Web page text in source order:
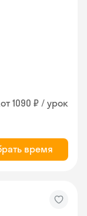
от 1090 ₽ / урок
время